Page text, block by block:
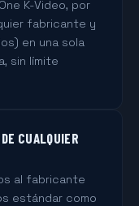
K-Video, por
fabricante y
en una sola
sin límite
CUALQUIER
al fabricante
estándar como